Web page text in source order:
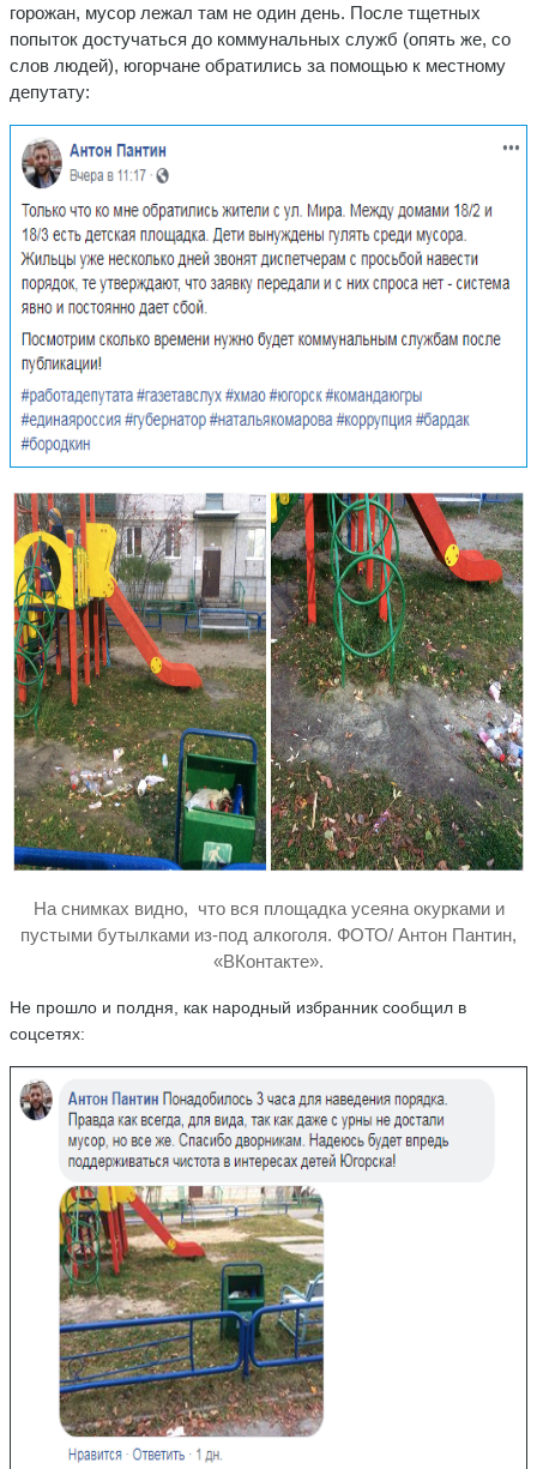
горожан, мусор лежал там не один день. После тщетных
попыток достучаться до коммунальных служб (опять же, со
слов людей), югорчане обратились за помощью к местному
депутату:
На снимках видно, что вся площадка усеяна окурками и
пустыми бутылками из-под алкоголя. ФОТО/ Антон Пантин,
«ВКонтакте».
Не прошло и полдня, как народный избранник сообщил в
соцсетях: